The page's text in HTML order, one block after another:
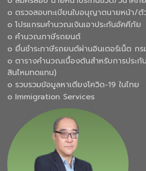
๐ ตรวจสอบทะเบียนใบอนุญาตนายหน้า/ตั
๐ โปรแกรมคำนวณเงินเอาประกันอัคคีภัย
๐ คำนวณภาษีรถยนต์
๐ ยื่นชำระภาษีรถยนต์ผ่านอินเตอร์เน็ต ก
๐ ตารางคำนวณเบื้องต้นสำหรับการประ
สินไหมทดแทน)
๐ รวบรวมข้อมูลหาเตียงโควิด-19 ในไทย
๐ Immigration Services